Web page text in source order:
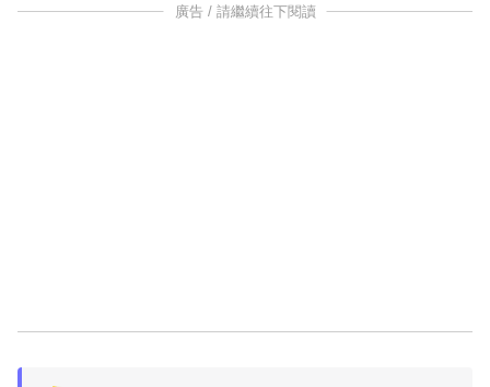
廣告 / 請繼續往下閱讀